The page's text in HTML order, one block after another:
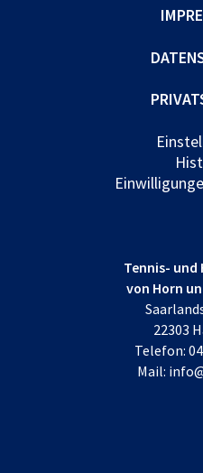
Tennis- und
von Horn
22303
Telefon:
Mail: